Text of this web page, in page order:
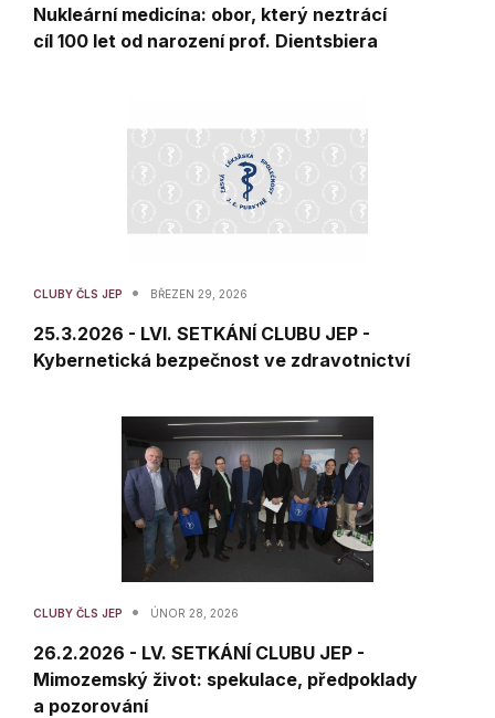
Nukleární medicína: obor, který neztrácí
cíl 100 let od narození prof. Dientsbiera
CLUBY ČLS JEP • BŘEZEN 29, 2026
25.3.2026 - LVI. SETKÁNÍ CLUBU JEP -
Kybernetická bezpečnost ve zdravotnictví
CLUBY ČLS JEP • ÚNOR 28, 2026
26.2.2026 - LV. SETKÁNÍ CLUBU JEP -
Mimozemský život: spekulace, předpoklady
a pozorování